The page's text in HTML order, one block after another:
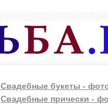
Свадебные букеты -
Свадебные прически -